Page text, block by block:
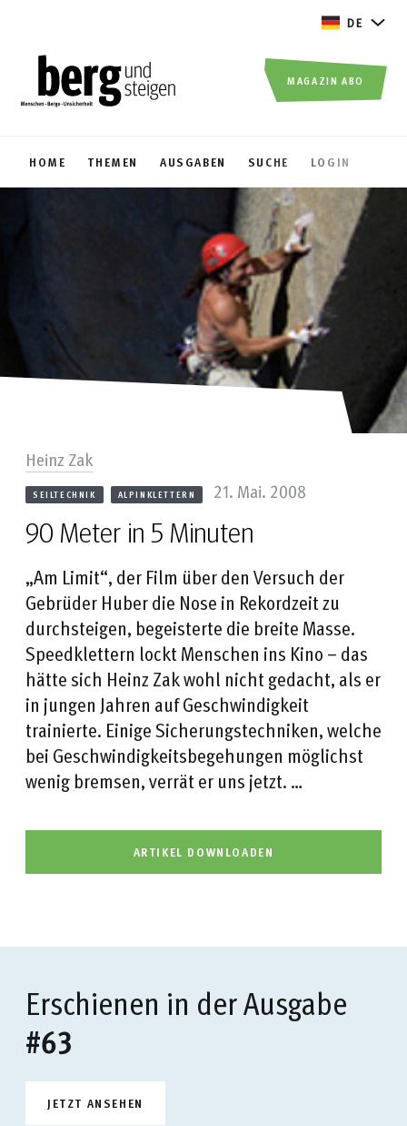
DE
HOME THEMEN AUSGABEN SUCHE LOGIN
MAGAZIN ABO
90 Meter in 5 Minuten
SEILTECHNIK ALPINKLETTERN 21. Mai. 2008
Heinz Zak
„Am Limit“, der Film über den Versuch der
Gebrüder Huber die Nose in Rekordzeit zu
durchsteigen, begeisterte die breite Masse.
Speedklettern lockt Menschen ins Kino – das
hätte sich Heinz Zak wohl nicht gedacht, als er
in jungen Jahren auf Geschwindigkeit
trainierte. Einige Sicherungstechniken, welche
bei Geschwindigkeitsbegehungen möglichst
wenig bremsen, verrät er uns jetzt. …
ARTIKEL DOWNLOADEN
Erschienen in der Ausgabe
#63
JETZT ANSEHEN